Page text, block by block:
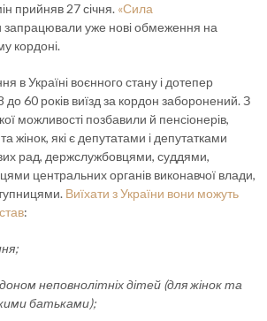
прийняв 27 січня. «Сила
запрацювали уже нові обмеження на
кордоні.
в Україні воєнного стану і дотепер
до 60 років виїзд за кордон заборонений. З
можливості позбавили й пенсіонерів,
жінок, які є депутатами і депутатками
рад, держслужбовцями, суддями,
центральних органів виконавчої влади,
Виїхати з України вони можуть
:
неповнолітніх дітей (для жінок та
батьками);